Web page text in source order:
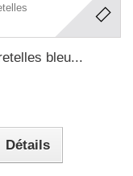
bleu...
Détails